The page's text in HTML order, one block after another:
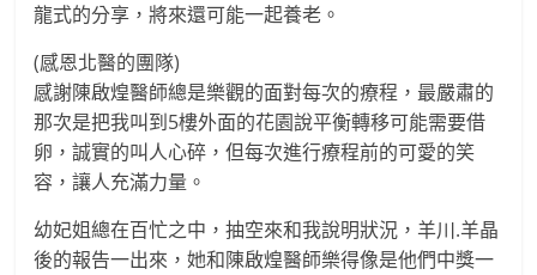
龍式的分享，將來還可能一起養老。
(感恩北醫的團隊)
感謝陳啟煌醫師總是樂觀的面對每次的療程，最嚴肅的
那次是把我叫到5樓外面的花園說平衡轉移可能需要借
卵，誠實的叫人心碎，但每次進行療程前的可愛的笑
容，讓人充滿力量。
幼妃姐總在百忙之中，抽空來和我說明狀況，羊川.羊晶
後的報告一出來，她和陳啟煌醫師樂得像是他們中獎一